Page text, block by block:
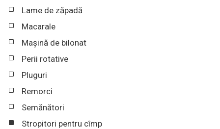
Lame de zăpadă
Macarale
Mașină de bilonat
Perii rotative
Pluguri
Remorci
Semănători
Stropitori pentru cîmp